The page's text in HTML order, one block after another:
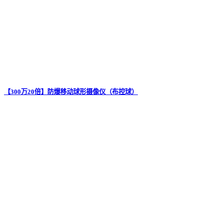
【300万20倍】防爆移动球形摄像仪（布控球）